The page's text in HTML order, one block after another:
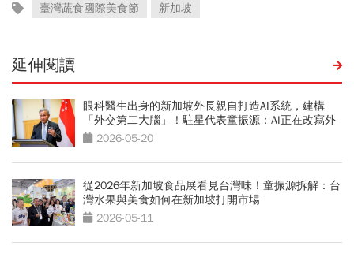
臺灣蔬食國際美食節 新加坡
延伸閱讀
眼科醫生出身的新加坡外長親自打造AI系統，建構
「外交第二大腦」！駐星代表童振源：AI正在改寫外
交工作
2026-05-20
從2026年新加坡食品展看見台灣味！童振源拆解：台
灣水果與美食如何在新加坡打開市場
2026-05-11